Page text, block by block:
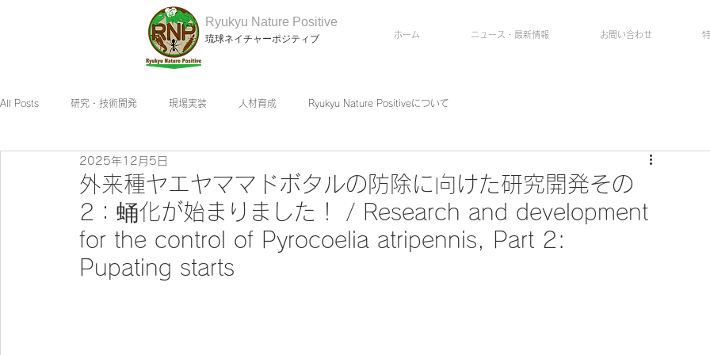
Ryukyu Nature Positive
琉球ネイチャーポジティブ ホーム ニュース・最新情報 お問い合わせ
All Posts 研究・技術開発 現場実装 人材育成 Ryukyu Nature Positiveについて
外来種ヤエヤママドボタルの防除に向けた研究開発その
2：蛹化が始まりました！ / Research and development
for the control of Pyrocoelia atripennis, Part 2:
Pupating starts
2025年12月5日